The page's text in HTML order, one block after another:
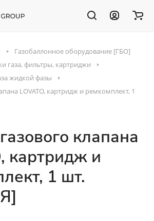
Газобаллонное оборудование [ГБО]
газа, фильтры, картриджи
жидкой фазы
LOVATO, картридж и ремкомплект, 1
клапана
картридж и
1 шт.